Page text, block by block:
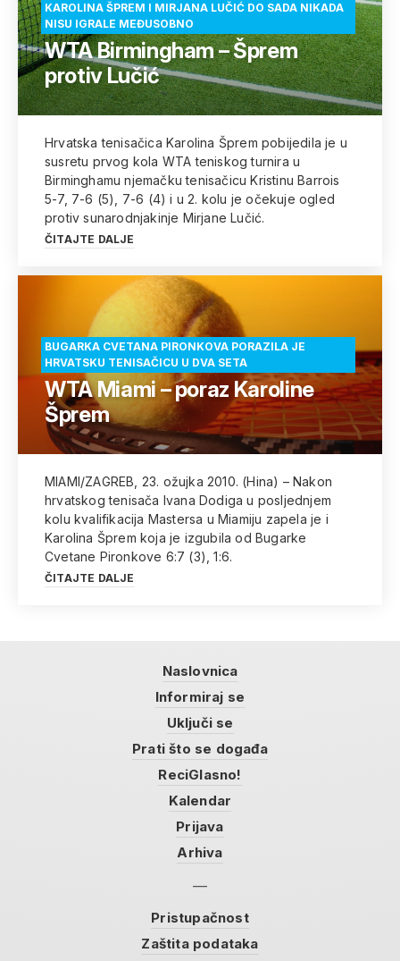
KAROLINA ŠPREM I MIRJANA LUČIĆ DO SADA NIKADA
NISU IGRALE MEĐUSOBNO
WTA Birmingham – Šprem
protiv Lučić
Hrvatska tenisačica Karolina Šprem pobijedila je u
susretu prvog kola WTA teniskog turnira u
Birminghamu njemačku tenisačicu Kristinu Barrois
5-7, 7-6 (5), 7-6 (4) i u 2. kolu je očekuje ogled
protiv sunarodnjakinje Mirjane Lučić.
ČITAJTE DALJE
BUGARKA CVETANA PIRONKOVA PORAZILA JE
HRVATSKU TENISAČICU U DVA SETA
WTA Miami – poraz Karoline
Šprem
MIAMI/ZAGREB, 23. ožujka 2010. (Hina) – Nakon
hrvatskog tenisača Ivana Dodiga u posljednjem
kolu kvalifikacija Mastersa u Miamiju zapela je i
Karolina Šprem koja je izgubila od Bugarke
Cvetane Pironkove 6:7 (3), 1:6.
ČITAJTE DALJE
Naslovnica
Informiraj se
Uključi se
Prati što se događa
ReciGlasno!
Kalendar
Prijava
Arhiva
Pristupačnost
Zaštita podataka